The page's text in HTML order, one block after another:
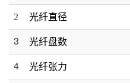
2 光纤直径
3 光纤盘数
4 光纤张力